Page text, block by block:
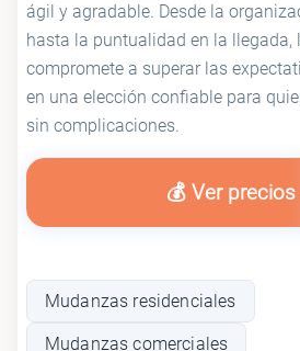
ágil y agradable. Desde la
hasta la puntualidad en la llegada,
compromete a superar las
en una elección confiable para
sin complicaciones.
💰 Ver precios
Mudanzas residenciales
Mudanzas comerciales